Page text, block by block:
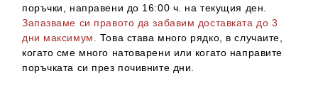
поръчки, направени до 16:00 ч. на текущия ден.
Запазваме си правото да забавим доставката до 3
дни максимум.
Това става много рядко, в случаите,
когато сме много натоварени или когато направите
поръчката си през почивните дни.